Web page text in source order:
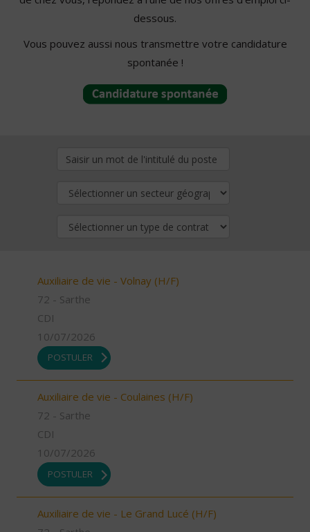
dessous.
Vous pouvez aussi nous transmettre votre candidature
spontanée !
Auxiliaire de vie - Volnay (H/F)
72 - Sarthe
CDI
10/07/2026
POSTULER
Auxiliaire de vie - Coulaines (H/F)
72 - Sarthe
CDI
10/07/2026
POSTULER
Auxiliaire de vie - Le Grand Lucé (H/F)